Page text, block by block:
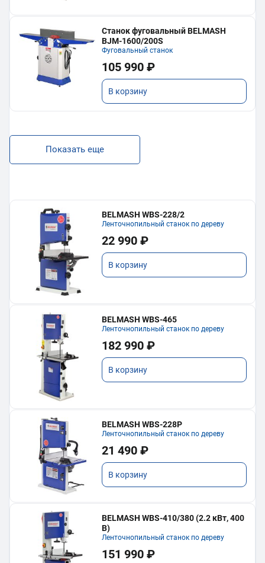
Станок фуговальный BELMASH
BJM-1600/200S
Фуговальный станок
105 990 ₽
В корзину
Показать еще
BELMASH WBS-228/2
Ленточнопильный станок по дереву
22 990 ₽
В корзину
BELMASH WBS-465
Ленточнопильный станок по дереву
182 990 ₽
В корзину
BELMASH WBS-228P
Ленточнопильный станок по дереву
21 490 ₽
В корзину
BELMASH WBS-410/380 (2.2 кВт, 400
В)
Ленточнопильный станок по дереву
151 990 ₽